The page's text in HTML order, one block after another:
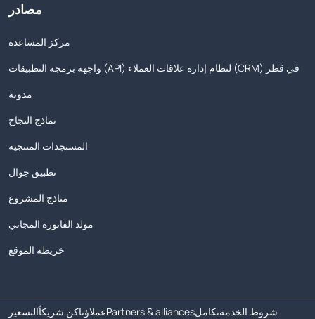
مصادر
مركز المساعدة
واجهة برمجة التطبيقات (API) لنظام إدارة علاقات العملاء (CRM) في قطر
مدونة
نماذج النجاح
المستجدات المنتجية
تطبيق جوال
مناذج المشروع
مولد الفاتورة المجاني
خريطة الموقع
التسعيركن شريكاًعملاؤناPartners & alliancesتكاملشروط الخدمة